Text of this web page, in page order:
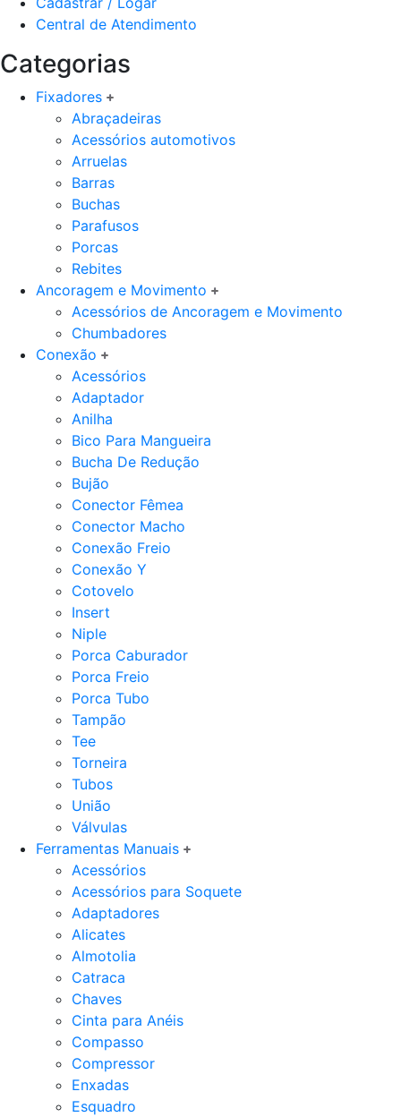
Central de Atendimento
Categorias
Fixadores
Abraçadeiras
Acessórios automotivos
Arruelas
Barras
Buchas
Parafusos
Porcas
Rebites
Ancoragem e Movimento
Acessórios de Ancoragem e Movimento
Chumbadores
Conexão
Acessórios
Adaptador
Anilha
Bico Para Mangueira
Bucha De Redução
Bujão
Conector Fêmea
Conector Macho
Conexão Freio
Conexão Y
Cotovelo
Insert
Niple
Porca Caburador
Porca Freio
Porca Tubo
Tampão
Tee
Torneira
Tubos
União
Válvulas
Ferramentas Manuais
Acessórios
Acessórios para Soquete
Adaptadores
Alicates
Almotolia
Catraca
Chaves
Cinta para Anéis
Compasso
Compressor
Enxadas
Esquadro